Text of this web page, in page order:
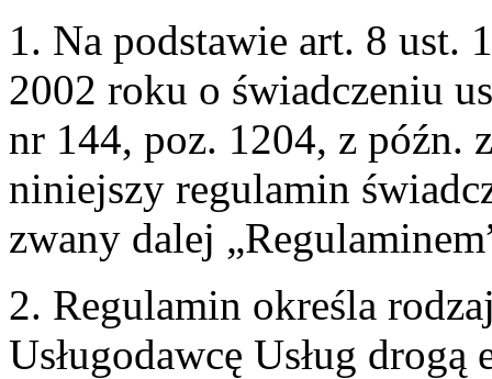
1. Na podstawie art. 8 ust.
2002 roku o świadczeniu
nr 144, poz. 1204, z późn.
niniejszy regulamin
zwany dalej
2. Regulamin określa
Usługodawcę Usług